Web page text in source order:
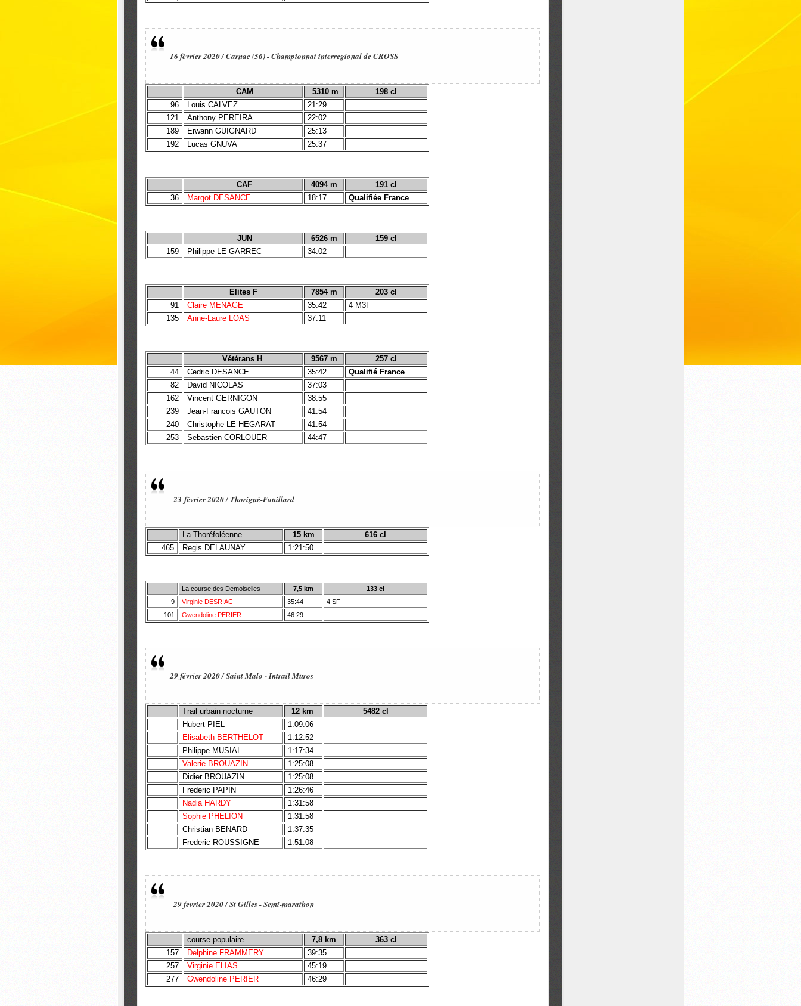
16 février 2020 / Carnac (56) - Championnat interregional de CROSS
CAM 5310 m
198 cl
96
Louis CALVEZ
21:29
121
Anthony PEREIRA
22:02
189
Erwann GUIGNARD
25:13
192
Lucas GNUVA 25:37
CAF 4094 m
191 cl
36
Margot DESANCE 18:17 Qualifiée France
JUN 6526 m
159 cl
159
Philippe LE GARREC 34:02
Elites F 7854 m
203 cl
91
Claire MENAGE 35:42
4 M3F
135
Anne-Laure LOAS 37:11
Vétérans H 9567 m
257 cl
44
Cedric DESANCE 35:42
Qualifié France
82
David NICOLAS
37:03
162
Vincent GERNIGON
38:55
239
Jean-Francois GAUTON
41:54
240
Christophe LE HEGARAT
41:54
253
Sebastien CORLOUER 44:47
23 février 2020 / Thorigné-Fouillard
La Thoréfoléenne 15 km
616 cl
465
Regis DELAUNAY 1:21:50
La course des Demoiselles 7,5 km
133 cl
9
Virginie DESRIAC 35:44
4 SF
101
Gwendoline PERIER 46:29
29 février 2020 / Saint Malo - Intrail Muros
Trail urbain nocturne 12 km
5482 cl
Hubert PIEL
1:09:06
Elisabeth BERTHELOT
1:12:52
Philippe MUSIAL
1:17:34
Valerie BROUAZIN
1:25:08
Didier BROUAZIN
1:25:08
Frederic PAPIN
1:26:46
Nadia HARDY
1:31:58
Sophie PHELION
1:31:58
Christian BENARD
1:37:35
Frederic ROUSSIGNE
1:51:08
29 fevrier 2020 / St Gilles - Semi-marathon
course populaire 7,8 km
363 cl
157
Delphine FRAMMERY
39:35
257
Virginie ELIAS
45:19
277
Gwendoline PERIER 46:29